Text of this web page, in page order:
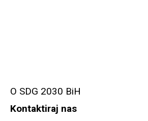
O SDG 2030 BiH
Kontaktiraj nas